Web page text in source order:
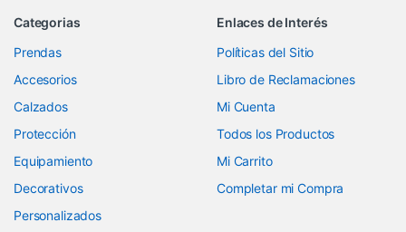
Categorias
Prendas
Accesorios
Calzados
Protección
Equipamiento
Decorativos
Personalizados
Enlaces de Interés
Políticas del Sitio
Libro de Reclamaciones
Mi Cuenta
Todos los Productos
Mi Carrito
Completar mi Compra